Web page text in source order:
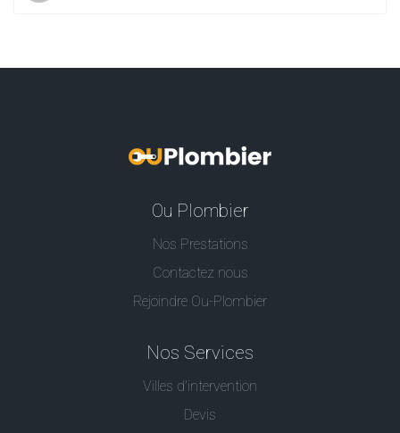
Ou Plombier
Nos Prestations
Contactez nous
Rejoindre Ou-Plombier
Nos Services
Villes d'intervention
Devis